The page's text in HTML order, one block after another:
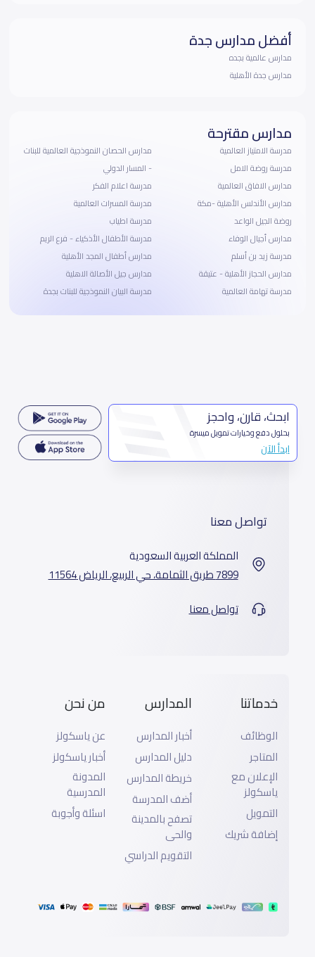
أفضل مدارس جدة
مدارس عالمية بجده
مدارس جدة الأهلية
مدارس مقترحة
مدرسة الامتياز العالمية
مدرسة روضة الامل
مدارس الافاق العالمية
مدارس الأندلس الأهلية -مكة
روضة الجيل الواعد
مدارس أجيال الوفاء
مدرسة زيد بن أسلم
مدارس الحجاز الأهلية - عتيقة
مدرسة تهامة العالمية
مدارس الحصان النموذجية العالمية للبنات
- المسار الدولي
مدرسة اعلام الفكر
مدرسة المسرات العالمية
مدرسة اطياب
مدرسة الأطفال الأذكياء - فرع الريم
مدارس أطفال المجد الأهلية
مدارس جيل الأصالة الاهلية
مدرسة البيان النموذجية للبنات بجدة
ابحث، قارن، واحجز
بحلول دفع وخيارات تمويل ميسرة
ابدأ الآن
تواصل معنا
المملكة العربية السعودية
7899 طريق الثمامة، حي الربيع، الرياض 11564
تواصل معنا
خدماتنا
الوظائف
المتاجر
الإعلان مع
ياسكولز
التمويل
إضافة شريك
المدارس
أخبار المدارس
دليل المدارس
خريطة المدارس
أضف المدرسة
تصفح بالمدينة
والحى
التقويم الدراسي
من نحن
عن ياسكولز
أخبار ياسكولز
المدونة
المدرسية
اسئلة وأجوبة